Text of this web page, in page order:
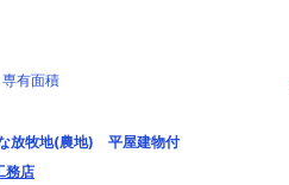
有面積
放牧地(農地) 平屋建物付
務店